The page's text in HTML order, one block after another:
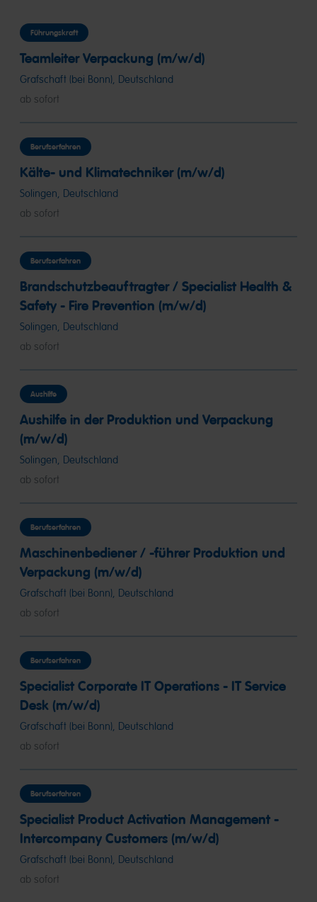
Führungskraft
Teamleiter Verpackung (m/w/d)
Grafschaft (bei Bonn), Deutschland
ab sofort
Berufserfahren
Kälte- und Klimatechniker (m/w/d)
Solingen, Deutschland
ab sofort
Berufserfahren
Brandschutzbeauftragter / Specialist Health &
Safety - Fire Prevention (m/w/d)
Solingen, Deutschland
ab sofort
Aushilfe
Aushilfe in der Produktion und Verpackung
(m/w/d)
Solingen, Deutschland
ab sofort
Berufserfahren
Maschinenbediener / -führer Produktion und
Verpackung (m/w/d)
Grafschaft (bei Bonn), Deutschland
ab sofort
Berufserfahren
Specialist Corporate IT Operations - IT Service
Desk (m/w/d)
Grafschaft (bei Bonn), Deutschland
ab sofort
Berufserfahren
Specialist Product Activation Management -
Intercompany Customers (m/w/d)
Grafschaft (bei Bonn), Deutschland
ab sofort